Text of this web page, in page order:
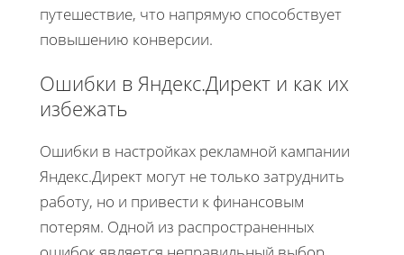
путешествие, что напрямую способствует
повышению конверсии.
Ошибки в Яндекс.Директ и как их
избежать
Ошибки в настройках рекламной кампании
Яндекс.Директ могут не только затруднить
работу, но и привести к финансовым
потерям. Одной из распространенных